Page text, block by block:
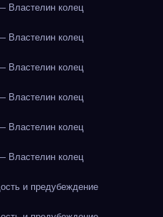
Властелин колец
Властелин колец
Властелин колец
Властелин колец
Властелин колец
Властелин колец
и предубеждение